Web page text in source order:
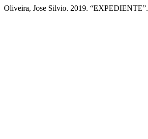
Oliveira, Jose Silvio. 2019. “EXPEDIENTE”.